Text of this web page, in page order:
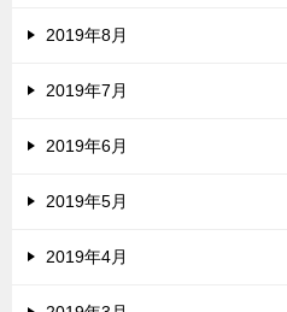
2019年8月
2019年7月
2019年6月
2019年5月
2019年4月